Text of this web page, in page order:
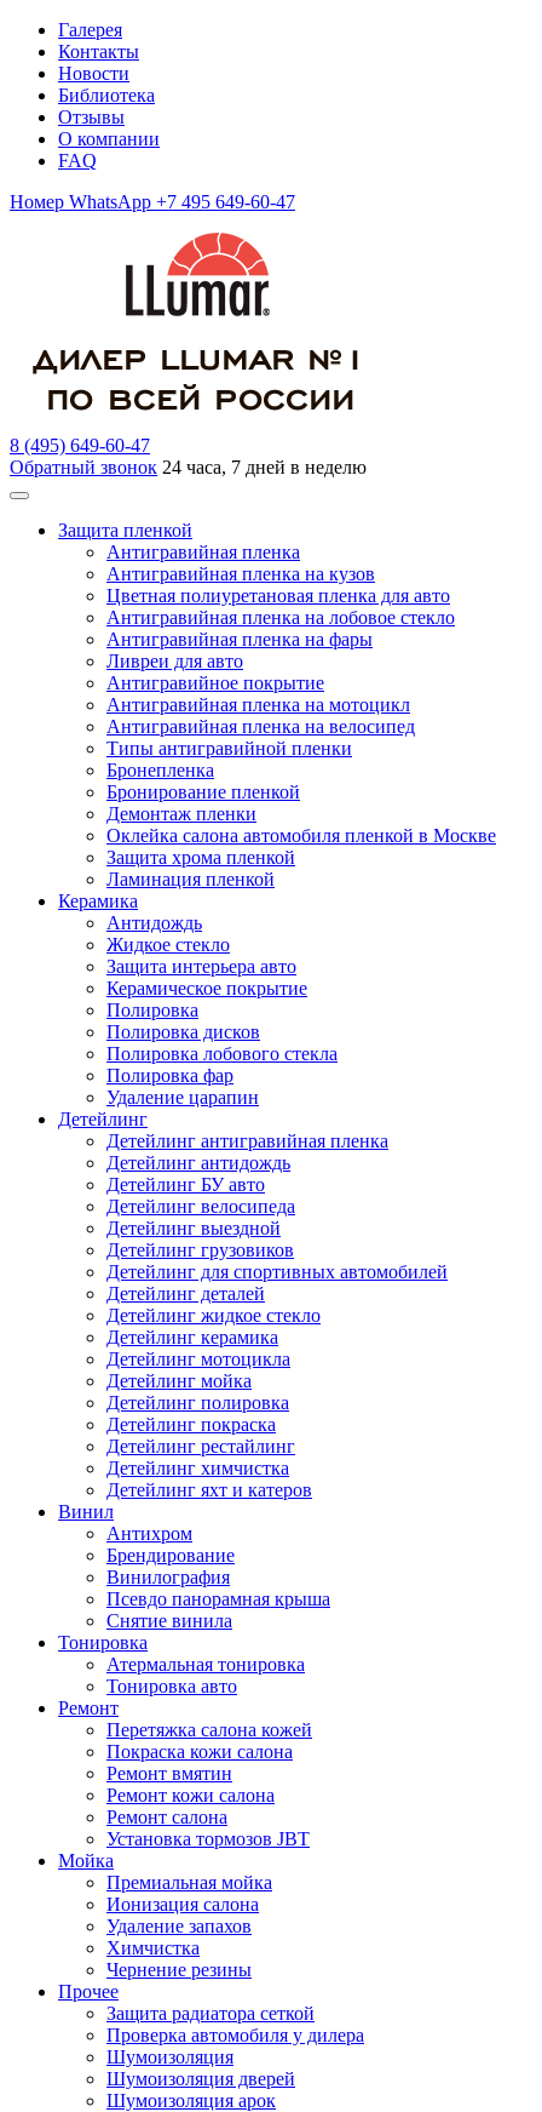
Галерея
Контакты
Новости
Библиотека
Отзывы
О компании
FAQ
Номер WhatsApp +7 495 649-60-47
8 (495) 649-60-47
Обратный звонок 24 часа, 7 дней в неделю
Защита пленкой
Антигравийная пленка
Антигравийная пленка на кузов
Цветная полиуретановая пленка для авто
Антигравийная пленка на лобовое стекло
Антигравийная пленка на фары
Ливреи для авто
Антигравийное покрытие
Антигравийная пленка на мотоцикл
Антигравийная пленка на велосипед
Типы антигравийной пленки
Бронепленка
Бронирование пленкой
Демонтаж пленки
Оклейка салона автомобиля пленкой в Москве
Защита хрома пленкой
Ламинация пленкой
Керамика
Антидождь
Жидкое стекло
Защита интерьера авто
Керамическое покрытие
Полировка
Полировка дисков
Полировка лобового стекла
Полировка фар
Удаление царапин
Детейлинг
Детейлинг антигравийная пленка
Детейлинг антидождь
Детейлинг БУ авто
Детейлинг велосипеда
Детейлинг выездной
Детейлинг грузовиков
Детейлинг для спортивных автомобилей
Детейлинг деталей
Детейлинг жидкое стекло
Детейлинг керамика
Детейлинг мотоцикла
Детейлинг мойка
Детейлинг полировка
Детейлинг покраска
Детейлинг рестайлинг
Детейлинг химчистка
Детейлинг яхт и катеров
Винил
Антихром
Брендирование
Винилография
Псевдо панорамная крыша
Снятие винила
Тонировка
Атермальная тонировка
Тонировка авто
Ремонт
Перетяжка салона кожей
Покраска кожи салона
Ремонт вмятин
Ремонт кожи салона
Ремонт салона
Установка тормозов JBT
Мойка
Премиальная мойка
Ионизация салона
Удаление запахов
Химчистка
Чернение резины
Прочее
Защита радиатора сеткой
Проверка автомобиля у дилера
Шумоизоляция
Шумоизоляция дверей
Шумоизоляция арок